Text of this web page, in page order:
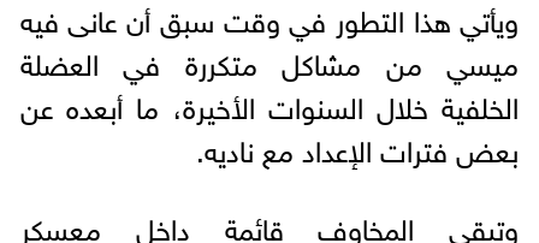
ويأتي هذا التطور في وقت سبق أن عانى فيه
ميسي من مشاكل متكررة في العضلة
الخلفية خلال السنوات الأخيرة، ما أبعده عن
بعض فترات الإعداد مع ناديه.
وتبقى المخاوف قائمة داخل معسكر